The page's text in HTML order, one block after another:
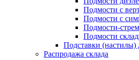
Подмости с
Подмости с
Подмости-
Подмости
Подставки (настилы)
Распродажа склада